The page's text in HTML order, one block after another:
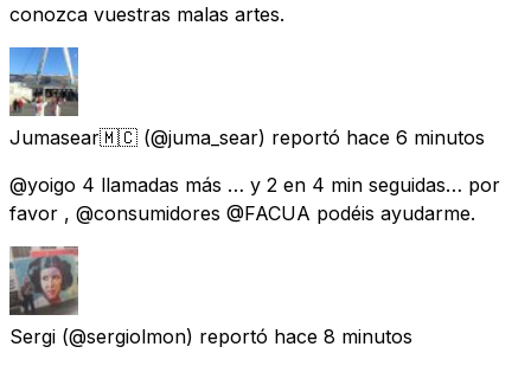
conozca vuestras malas artes.
Jumasear🇲🇨 (@juma_sear) reportó hace 6 minutos
@yoigo 4 llamadas más … y 2 en 4 min seguidas… por
favor , @consumidores @FACUA podéis ayudarme.
Sergi (@sergiolmon) reportó hace 8 minutos